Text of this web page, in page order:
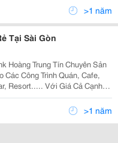
Tiếp Nhận Ưu Đãi :...
>1 năm
Tại Sài Gòn
Hoàng Trung Tín Chuyên Sản
Các Công Trình Quán, Cafe,
Resort..... Với Giá Cả Cạnh
,Nhiều Mẫu Mã Đa Dạng ,Bảo
Miễn Phí, Uy Tín Và...>1 năm